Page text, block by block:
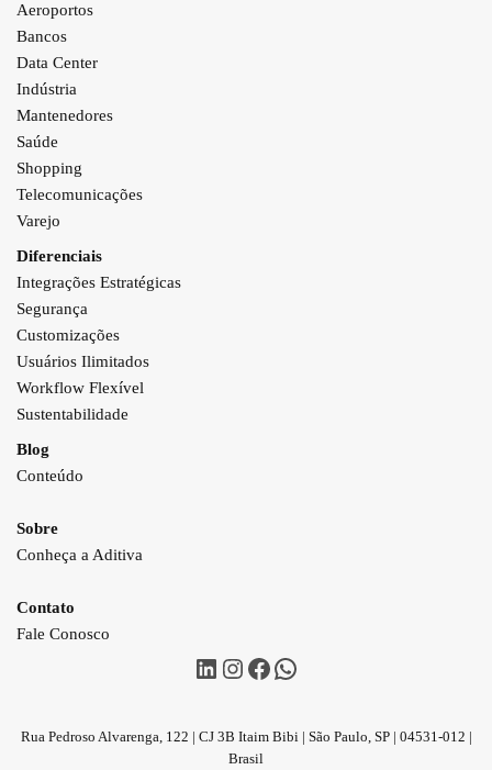
Aeroportos
Bancos
Data Center
Indústria
Mantenedores
Saúde
Shopping
Telecomunicações
Varejo
Diferenciais
Integrações Estratégicas
Segurança
Customizações
Usuários Ilimitados
Workflow Flexível
Sustentabilidade
Blog
Conteúdo
Sobre
Conheça a Aditiva
Contato
Fale Conosco
Rua Pedroso Alvarenga, 122 | CJ 3B Itaim Bibi | São Paulo, SP | 04531-012 |
Brasil